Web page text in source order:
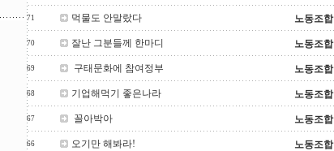
71 먹물도 안말랐다 노동조합
70 잘난 그분들께 한마디 노동조합
69 구태문화에 참여정부 노동조합
68 기업해먹기 좋은나라 노동조합
67 꼴아박아 노동조합
66 오기만 해봐라! 노동조합